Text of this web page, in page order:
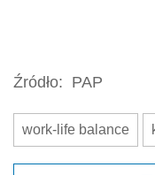
Źródło: PAP
work-life balance